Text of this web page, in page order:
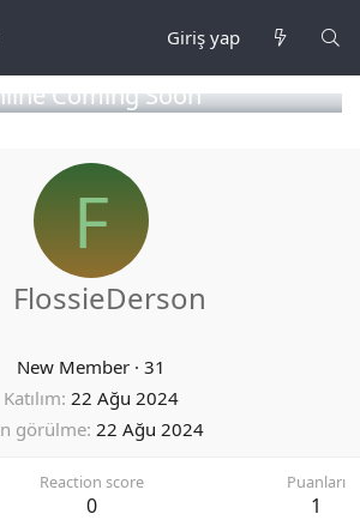
Giriş yap
Coming Soon
F
FlossieDerson
New Member · 31
Katılım 22 Ağu 2024
görülme 22 Ağu 2024
Reaction score
0
Puanları
1